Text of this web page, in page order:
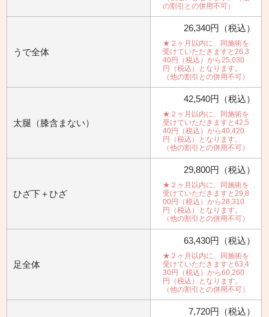
の割引との併用不可）
うで全体
26,340円（税込）
★２ヶ月以内に、同施術を
受けていただきますと26,3
40円（税込）から25,030
円（税込）となります。
（他の割引との併用不可）
太腿（膝含まない）
42,540円（税込）
★２ヶ月以内に、同施術を
受けていただきますと42,5
40円（税込）から40,420
円（税込）となります。
（他の割引との併用不可）
ひざ下＋ひざ
29,800円（税込）
★２ヶ月以内に、同施術を
受けていただきますと29,8
00円（税込）から28,310
円（税込）となります。
（他の割引との併用不可）
足全体
63,430円（税込）
★２ヶ月以内に、同施術を
受けていただきますと63,4
30円（税込）から60,260
円（税込）となります。
（他の割引との併用不可）
7,720円（税込）